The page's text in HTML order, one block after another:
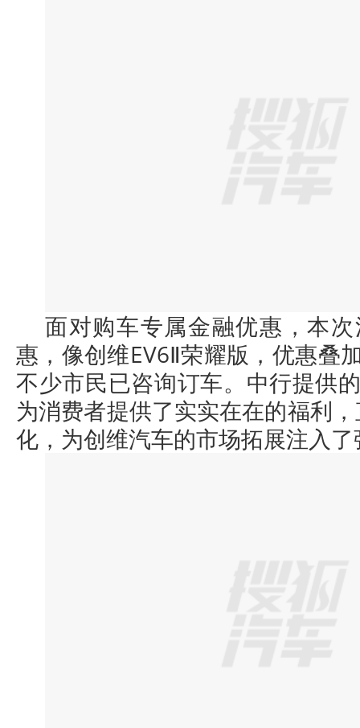
面对购车专属金融优惠，本
惠，像创维EV6Ⅱ荣耀版，优惠叠
不少市民已咨询订车。中行提供
为消费者提供了实实在在的福利
化，为创维汽车的市场拓展注入